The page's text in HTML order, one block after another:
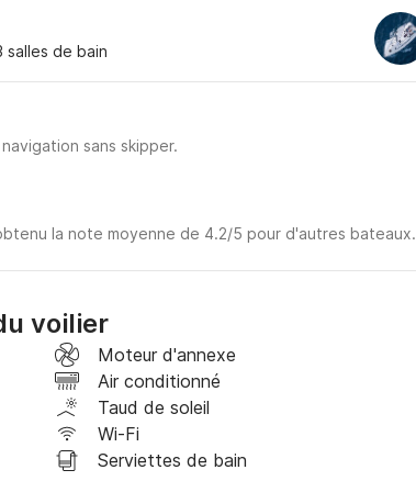
salles de bain
sans skipper.
la note moyenne de 4.2/5 pour d'autres bateaux.
voilier
Moteur d'annexe
Air conditionné
Taud de soleil
Wi-Fi
Serviettes de bain